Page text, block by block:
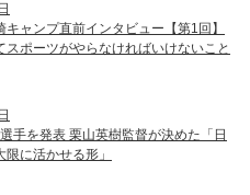
ャンプ直前インタビュー【第1回】
スポーツがやらなければいけないこと
手を発表 栗山英樹監督が決めた「日
に活かせる形」